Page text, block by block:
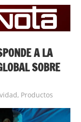
A LA
SOBRE
Herrera
, Productos